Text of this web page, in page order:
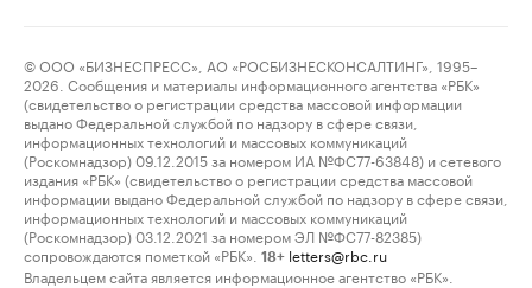
© ООО «БИЗНЕСПРЕСС», АО «РОСБИЗНЕСКОНСАЛТИНГ», 1995–
2026. Сообщения и материалы информационного агентства «РБК»
(свидетельство о регистрации средства массовой информации
выдано Федеральной службой по надзору в сфере связи,
информационных технологий и массовых коммуникаций
(Роскомнадзор) 09.12.2015 за номером ИА №ФС77-63848) и сетевого
издания «РБК» (свидетельство о регистрации средства массовой
информации выдано Федеральной службой по надзору в сфере связи,
информационных технологий и массовых коммуникаций
(Роскомнадзор) 03.12.2021 за номером ЭЛ №ФС77-82385)
сопровождаются пометкой «РБК».
18+ letters@rbc.ru
Владельцем сайта является информационное агентство «РБК».